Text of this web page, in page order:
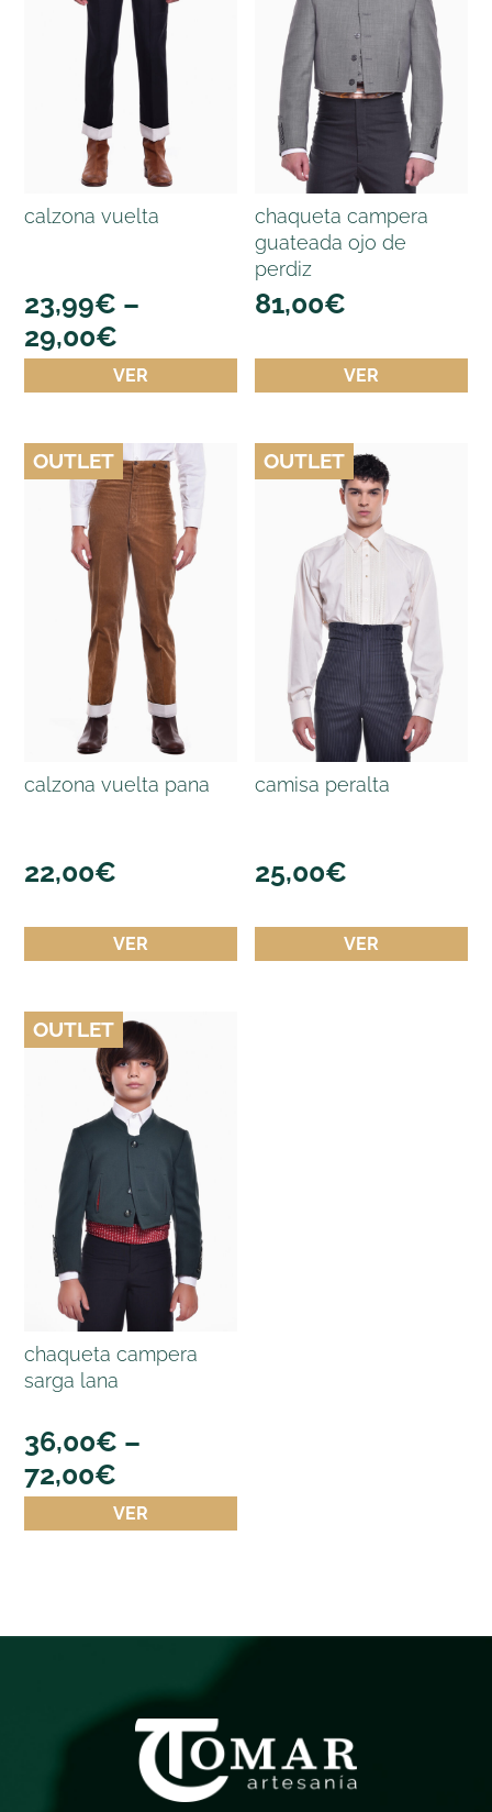
calzona vuelta
23,99€ –
29,00€
VER
chaqueta campera
guateada ojo de
perdiz
81,00€
VER
OUTLET
calzona vuelta pana
22,00€
VER
OUTLET
camisa peralta
25,00€
VER
OUTLET
chaqueta campera
sarga lana
36,00€ –
72,00€
VER